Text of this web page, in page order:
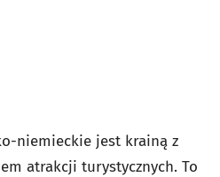
niemieckie jest krainą z
atrakcji turystycznych. To